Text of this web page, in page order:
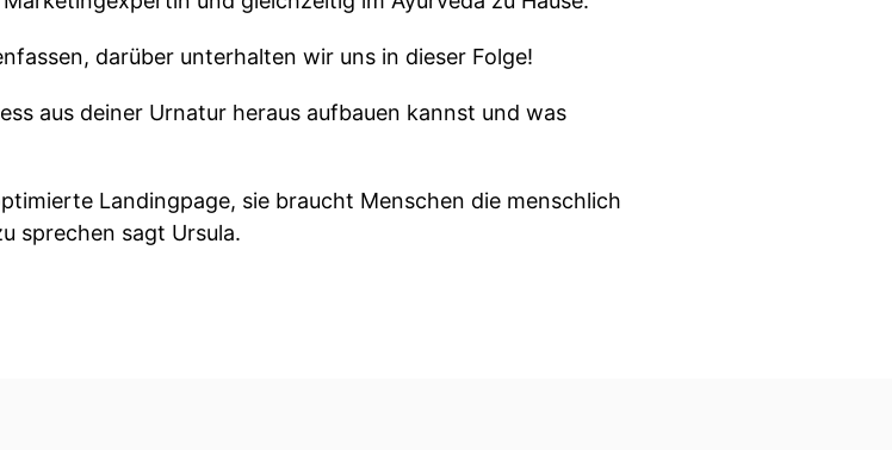
darüber unterhalten wir uns in dieser Folge!
aus deiner Urnatur heraus aufbauen kannst und was
Landingpage, sie braucht Menschen die menschlich
sprechen sagt Ursula.